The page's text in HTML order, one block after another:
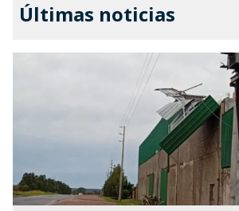
Últimas noticias